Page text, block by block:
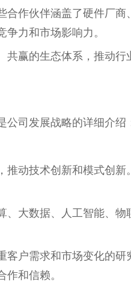
作伙伴涵盖了硬件厂
力和市场影响力。
赢的生态体系，推动
司发展战略的详细介绍
动技术创新和模式创
大数据、人工智能、
户需求和市场变化的
和信赖。